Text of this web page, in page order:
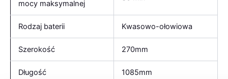
mocy maksymalnej
Rodzaj baterii Kwasowo-ołowiowa
Szerokość 270mm
Długość 1085mm